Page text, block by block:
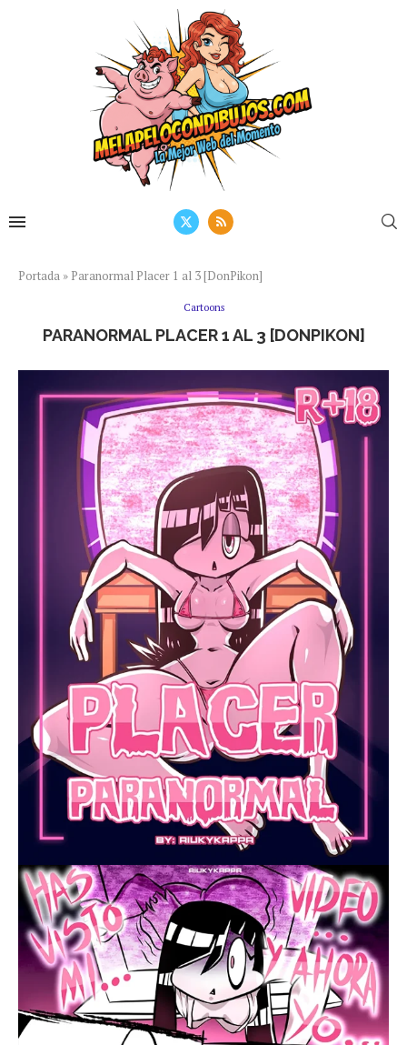
Portada » Paranormal Placer 1 al 3 [DonPikon]
Cartoons
PARANORMAL PLACER 1 AL 3 [DONPIKON]